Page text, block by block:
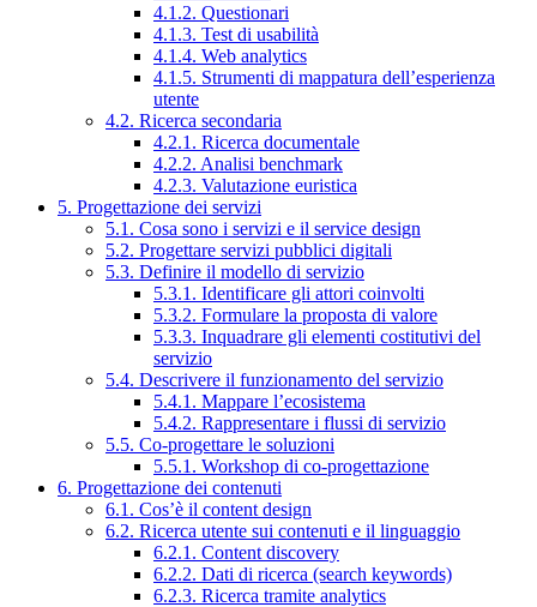
4.1.2. Questionari
4.1.3. Test di usabilità
4.1.4. Web analytics
4.1.5. Strumenti di mappatura dell’esperienza
utente
4.2. Ricerca secondaria
4.2.1. Ricerca documentale
4.2.2. Analisi benchmark
4.2.3. Valutazione euristica
5. Progettazione dei servizi
5.1. Cosa sono i servizi e il service design
5.2. Progettare servizi pubblici digitali
5.3. Definire il modello di servizio
5.3.1. Identificare gli attori coinvolti
5.3.2. Formulare la proposta di valore
5.3.3. Inquadrare gli elementi costitutivi del
servizio
5.4. Descrivere il funzionamento del servizio
5.4.1. Mappare l’ecosistema
5.4.2. Rappresentare i flussi di servizio
5.5. Co-progettare le soluzioni
5.5.1. Workshop di co-progettazione
6. Progettazione dei contenuti
6.1. Cos’è il content design
6.2. Ricerca utente sui contenuti e il linguaggio
6.2.1. Content discovery
6.2.2. Dati di ricerca (search keywords)
6.2.3. Ricerca tramite analytics